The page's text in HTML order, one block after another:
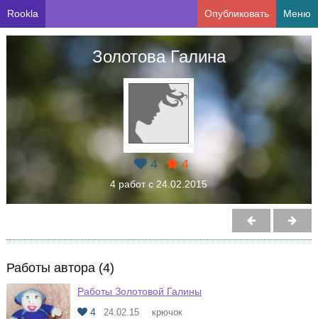
Rookla Опубликовать Меню
Золотова Галина
4 4
4 работ с 24.02.2015
Работы автора (4)
Работы Золотовой Галины
4
24.02.15 крючок